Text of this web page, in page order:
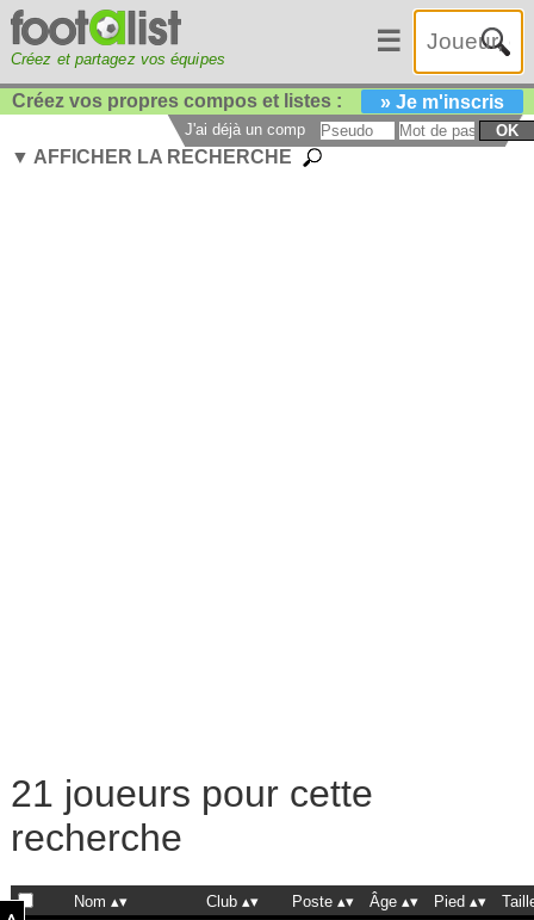
Créez et partagez vos équipes
☰
Créez vos propres compos et listes : » Je m'inscris
J'ai déjà un compte : OK
▼ AFFICHER LA RECHERCHE
21 joueurs pour cette
recherche
Nom Club Poste Âge Pied